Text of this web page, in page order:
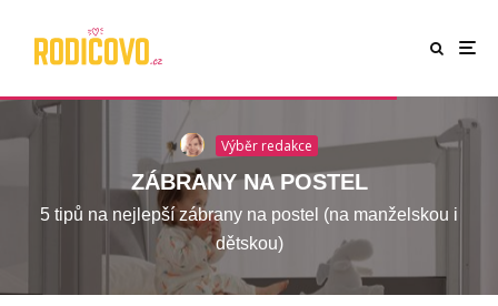
Výběr redakce
ZÁBRANY NA POSTEL
5 tipů na nejlepší zábrany na postel (na manželskou i
dětskou)